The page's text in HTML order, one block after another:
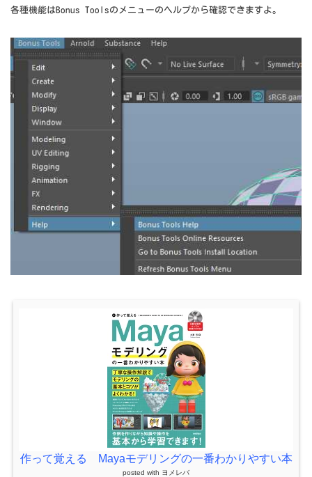
各種機能はBonus Toolsのメニューのヘルプから確認できますよ。
作って覚える Mayaモデリングの一番わかりやすい本
posted with ヨメレバ